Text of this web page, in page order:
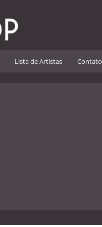
Lista de Artistas Contato